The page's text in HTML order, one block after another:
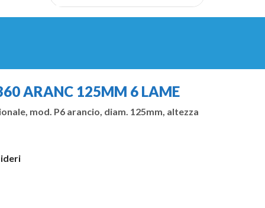
ARANC 125MM 6 LAME
mod. P6 arancio, diam. 125mm, altezza